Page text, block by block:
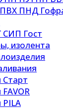
ПНД
СИП Гост
изолента